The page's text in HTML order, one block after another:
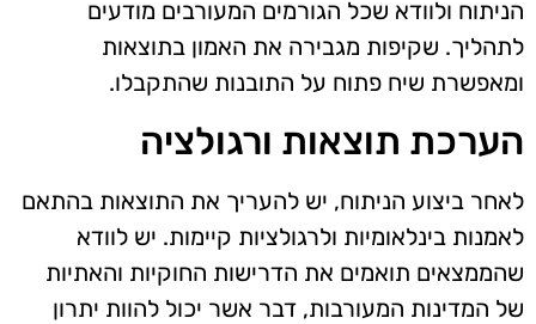
הניתוח ולוודא שכל הגורמים המעורבים מודעים
לתהליך. שקיפות מגבירה את האמון בתוצאות
ומאפשרת שיח פתוח על התובנות שהתקבלו.
הערכת תוצאות ורגולציה
לאחר ביצוע הניתוח, יש להעריך את התוצאות בהתאם
לאמנות בינלאומיות ולרגולציות קיימות. יש לוודא
שהממצאים תואמים את הדרישות החוקיות והאתיות
של המדינות המעורבות, דבר אשר יכול להוות יתרון